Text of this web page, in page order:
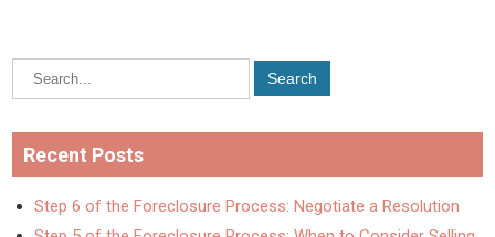
Recent Posts
Step 6 of the Foreclosure Process: Negotiate a Resolution